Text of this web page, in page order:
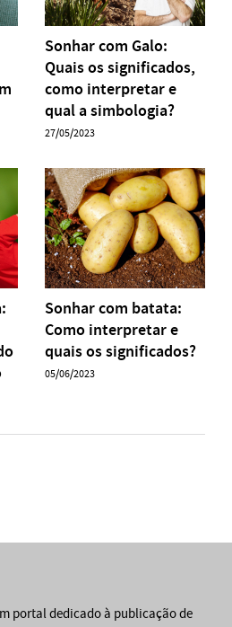
Sonhar com Galo:
Quais os significados,
como interpretar e
qual a simbologia?
27/05/2023
Sonhar com batata:
Como interpretar e
quais os significados?
05/06/2023
portal dedicado à publicação de